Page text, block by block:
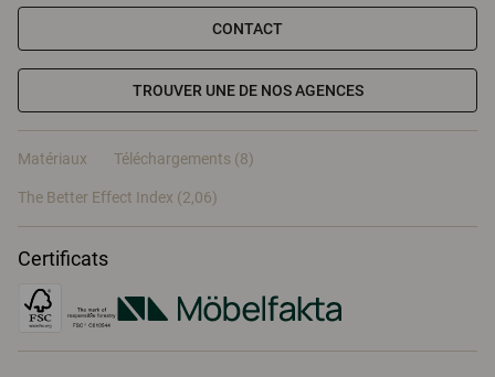
CONTACT
TROUVER UNE DE NOS AGENCES
Matériaux Téléchargements (8)
The Better Effect Index (2,06)
Certificats